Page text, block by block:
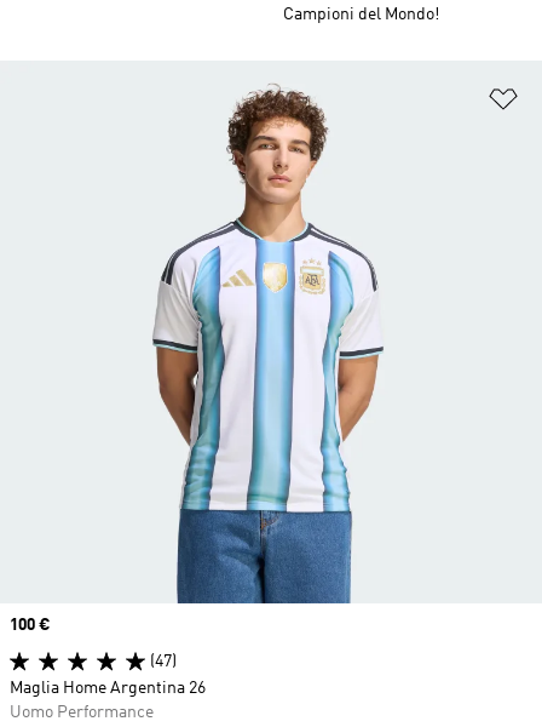
Campioni del Mondo!
Price
100 €
(47)
Maglia Home Argentina 26
Uomo Performance